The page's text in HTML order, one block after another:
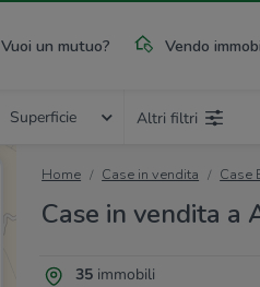
Vuoi un mutuo? Vendo
Superficie Altri filtri
Home Case in vendita Case
Case in vendita a
35immobili